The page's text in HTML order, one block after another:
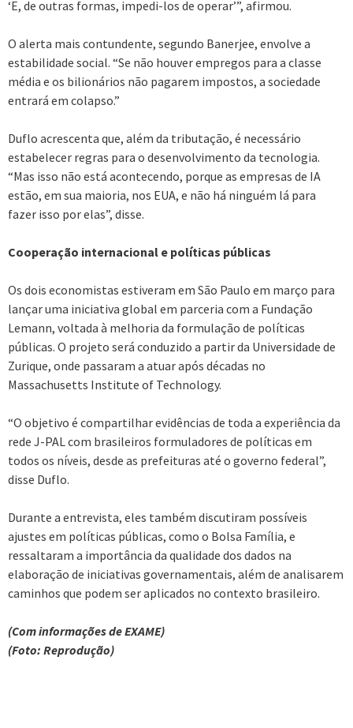
‘E, de outras formas, impedi-los de operar’”, afirmou.
O alerta mais contundente, segundo Banerjee, envolve a
estabilidade social. “Se não houver empregos para a classe
média e os bilionários não pagarem impostos, a sociedade
entrará em colapso.”
Duflo acrescenta que, além da tributação, é necessário
estabelecer regras para o desenvolvimento da tecnologia.
“Mas isso não está acontecendo, porque as empresas de IA
estão, em sua maioria, nos EUA, e não há ninguém lá para
fazer isso por elas”, disse.
Cooperação internacional e políticas públicas
Os dois economistas estiveram em São Paulo em março para
lançar uma iniciativa global em parceria com a Fundação
Lemann, voltada à melhoria da formulação de políticas
públicas. O projeto será conduzido a partir da Universidade de
Zurique, onde passaram a atuar após décadas no
Massachusetts Institute of Technology.
“O objetivo é compartilhar evidências de toda a experiência da
rede J-PAL com brasileiros formuladores de políticas em
todos os níveis, desde as prefeituras até o governo federal”,
disse Duflo.
Durante a entrevista, eles também discutiram possíveis
ajustes em políticas públicas, como o Bolsa Família, e
ressaltaram a importância da qualidade dos dados na
elaboração de iniciativas governamentais, além de analisarem
caminhos que podem ser aplicados no contexto brasileiro.
(Com informações de EXAME)
(Foto: Reprodução)